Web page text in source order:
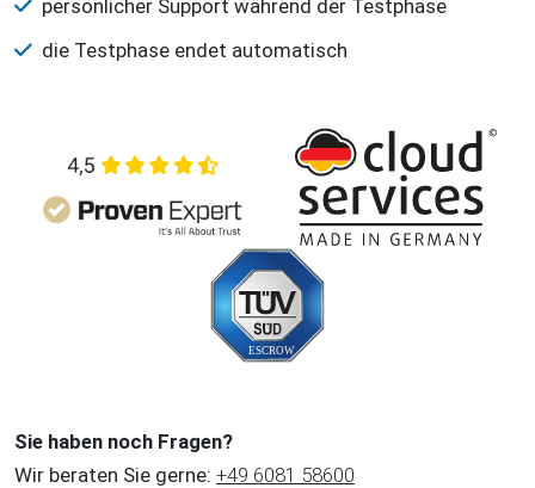
persönlicher Support während der Testphase
die Testphase endet automatisch
Sie haben noch Fragen?
Wir beraten Sie gerne: +49 6081 58600